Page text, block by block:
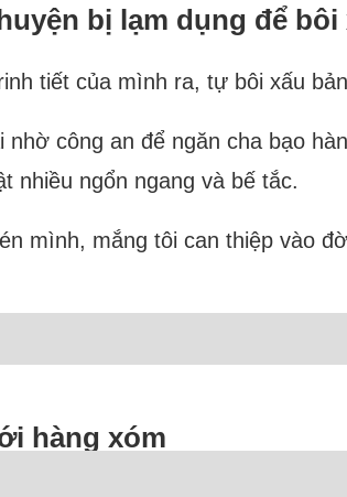
bị lạm dụng để bôi
tiết của mình ra, tự bôi xấu
nhờ công an để ngăn cha bạo
nhiều ngổn ngang và bế tắc.
mình, mắng tôi can thiệp vào
hàng xóm